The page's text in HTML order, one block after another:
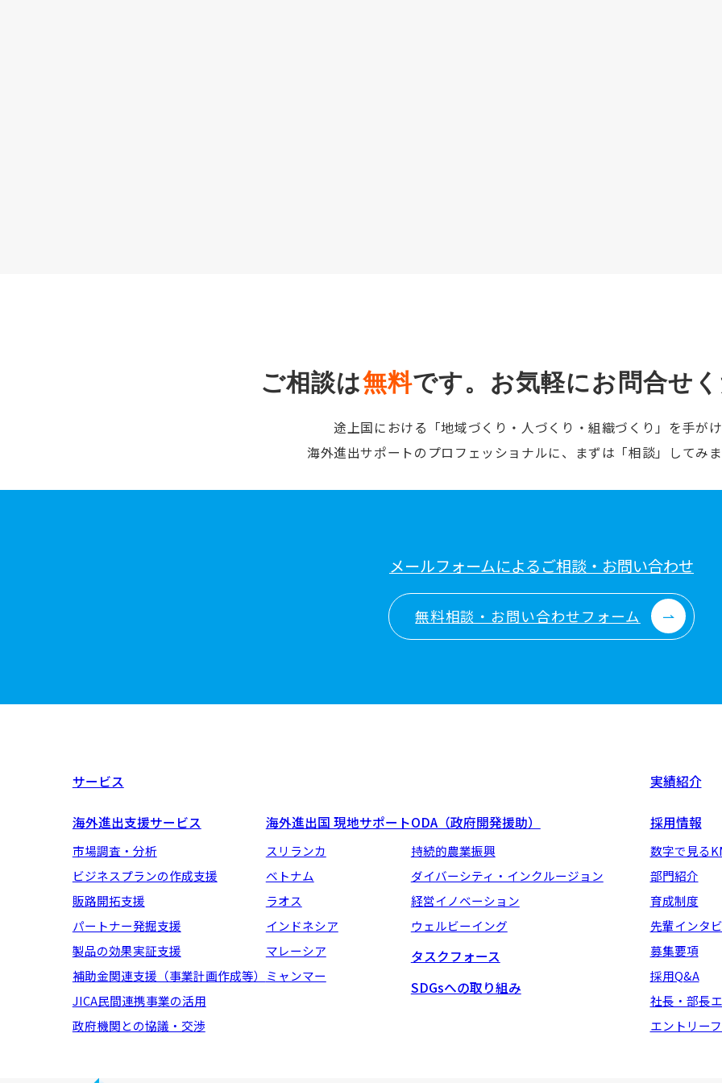
ご相談は無料です。 お気軽にお問合せ
途上国における「地域づくり・人づくり・組織づくり」を手が
海外進出サポートのプロフェッショナルに、まずは「相談」してみ
メールフォームによるご相談・お問い合わせ
無料相談・お問い合わせフォーム
サービス
海外進出支援サービス
市場調査・分析
ビジネスプランの作成支援
販路開拓支援
パートナー発掘支援
製品の効果実証支援
補助金関連支援（事業計画作成等）
JICA民間連携事業の活用
政府機関との協議・交渉
海外進出国 現地サポート
スリランカ
ベトナム
ラオス
インドネシア
マレーシア
ミャンマー
ODA（政府開発援助）
持続的農業振興
ダイバーシティ・インクルージョン
経営イノベーション
ウェルビーイング
タスクフォース
SDGsへの取り組み
実績紹介
採用情報
数字で見る
部門紹介
育成制度
先輩インタ
募集要項
採用Q&A
社長・部長
エントリー